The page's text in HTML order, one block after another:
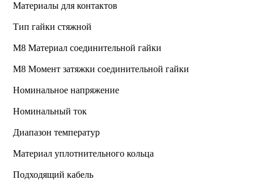
Материалы для контактов
Тип гайки стяжной
М8 Материал соединительной гайки
M8 Момент затяжки соединительной гайки
Номинальное напряжение
Номинальный ток
Диапазон температур
Материал уплотнительного кольца
Подходящий кабель